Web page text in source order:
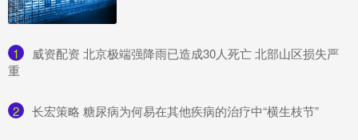
1
​威资配资 北京极端强降雨已造成30人死亡 北部山区损失严
重
2 ​长宏策略 糖尿病为何易在其他疾病的治疗中“横生枝节”